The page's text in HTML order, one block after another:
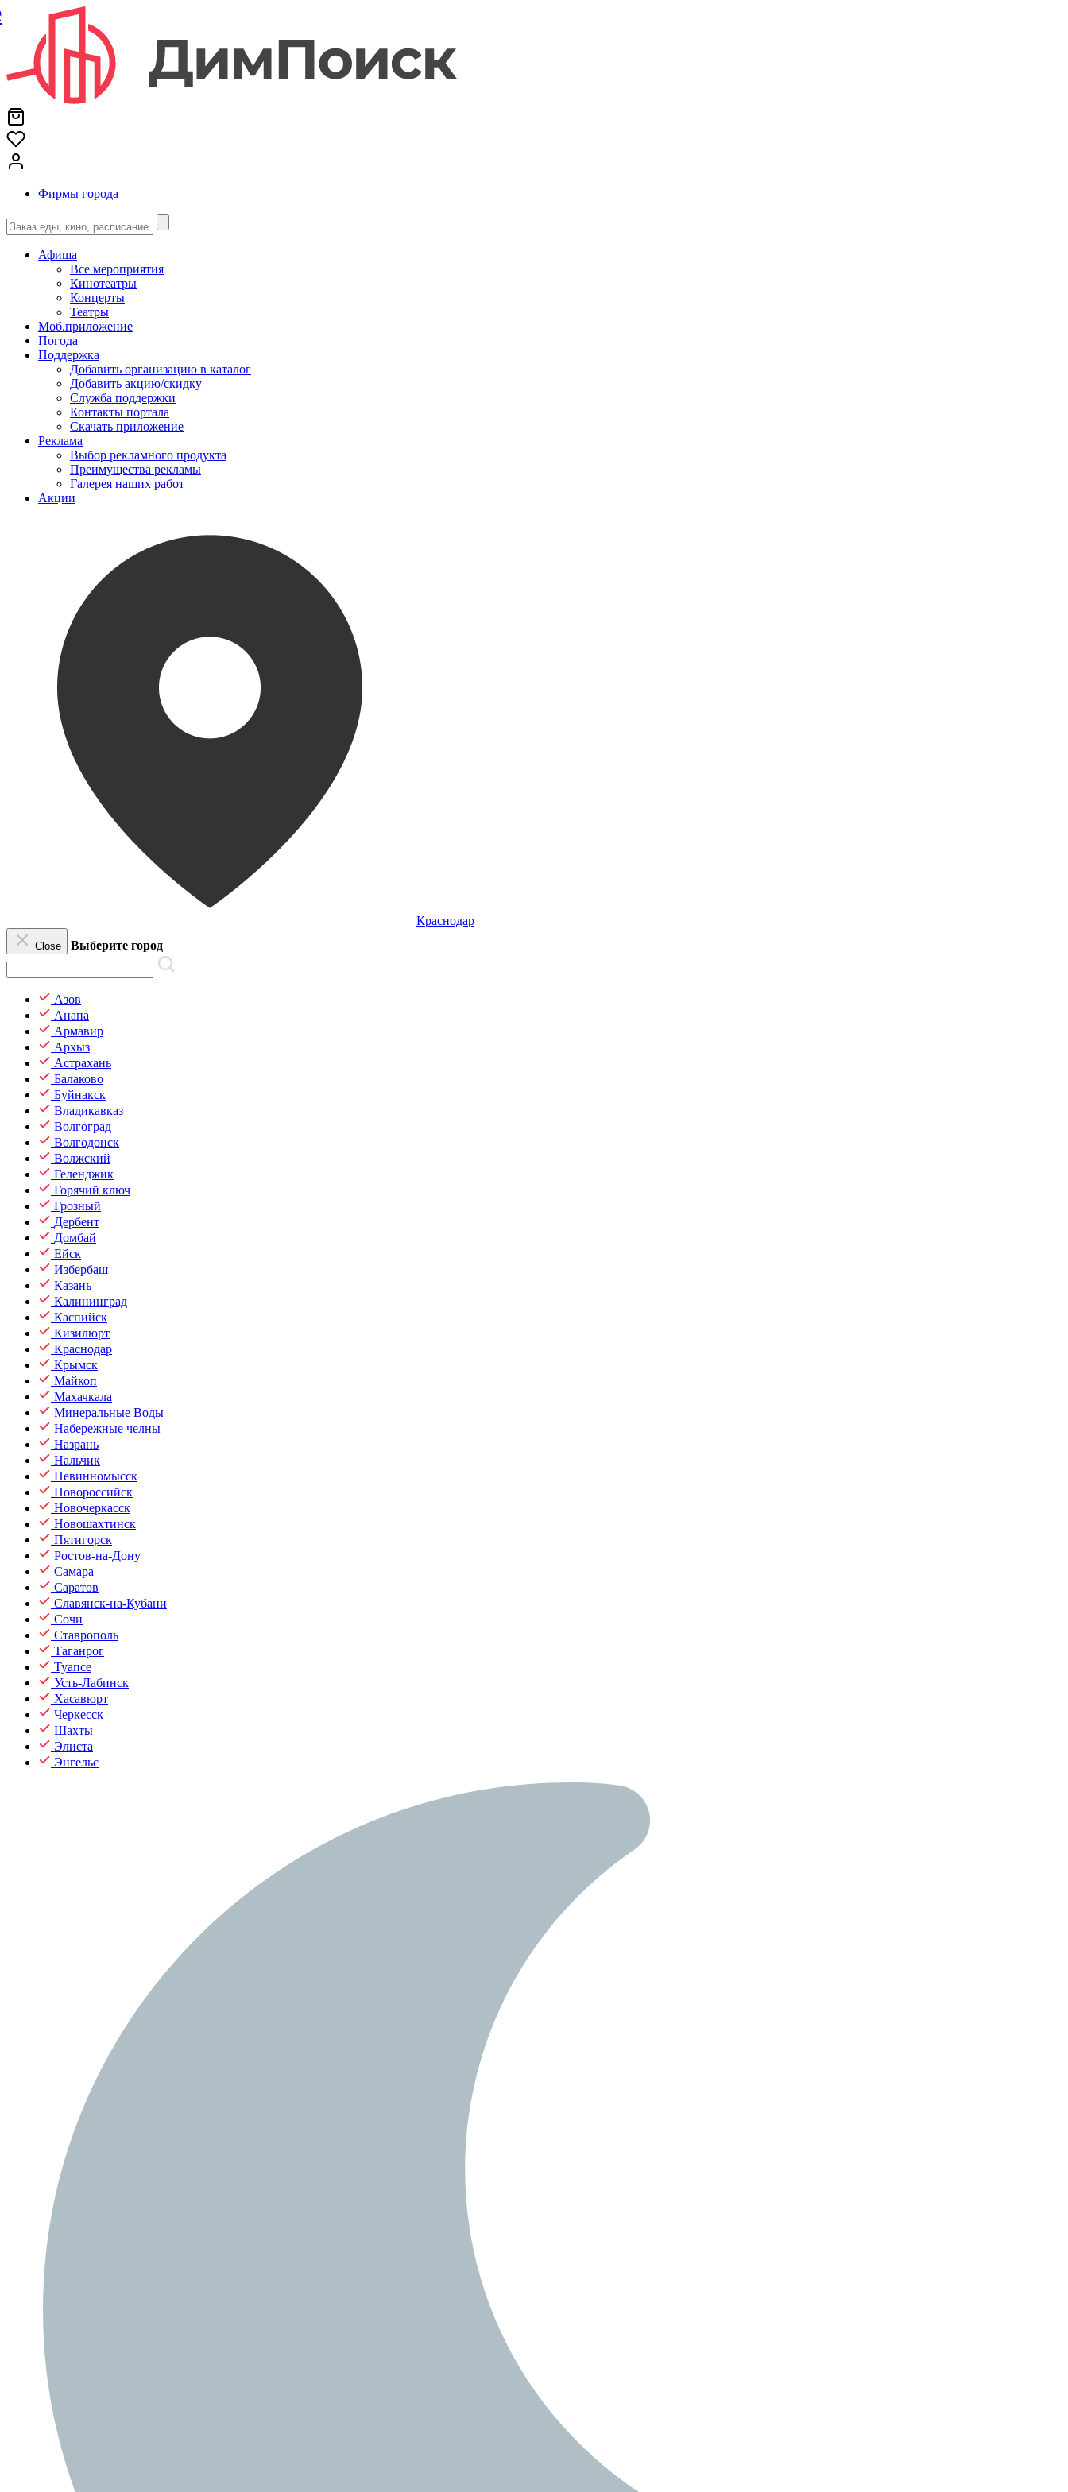
Фирмы города
Афиша
Все мероприятия
Кинотеатры
Концерты
Театры
Моб.приложение
Погода
Поддержка
Добавить организацию в каталог
Добавить акцию/скидку
Служба поддержки
Контакты портала
Скачать приложение
Реклама
Выбор рекламного продукта
Преимущества рекламы
Галерея наших работ
Акции
Краснодар
Close Выберите город
Азов
Анапа
Армавир
Архыз
Астрахань
Балаково
Буйнакск
Владикавказ
Волгоград
Волгодонск
Волжский
Геленджик
Горячий ключ
Грозный
Дербент
Домбай
Ейск
Избербаш
Казань
Калининград
Каспийск
Кизилюрт
Краснодар
Крымск
Майкоп
Махачкала
Минеральные Воды
Набережные челны
Назрань
Нальчик
Невинномысск
Новороссийск
Новочеркасск
Новошахтинск
Пятигорск
Ростов-на-Дону
Самара
Саратов
Славянск-на-Кубани
Сочи
Ставрополь
Таганрог
Туапсе
Усть-Лабинск
Хасавюрт
Черкесск
Шахты
Элиста
Энгельс